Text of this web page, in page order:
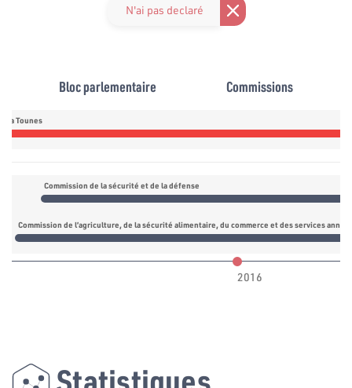
N'ai pas declaré
Bloc parlementaire Commissions
Tounes
Commission de la sécurité et de la défense
Commission de l’agriculture, de la sécurité alimentaire, du commerce et des services
2016